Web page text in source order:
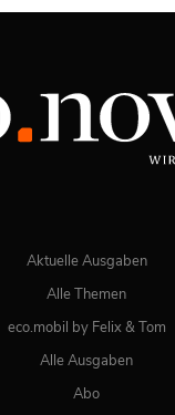
Aktuelle Ausgaben
Alle Themen
eco.mobil by Felix & Tom
Alle Ausgaben
Abo